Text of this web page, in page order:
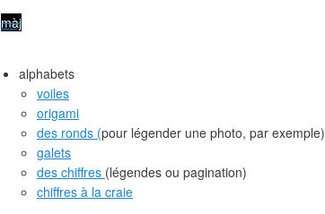
màj
alphabets
voiles
origami
des ronds (pour légender une photo, par exemple)
galets
des chiffres (légendes ou pagination)
chiffres à la craie